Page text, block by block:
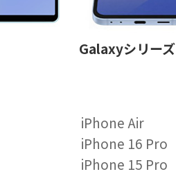
Galaxyシリーズ
iPhone Air
iPhone 16 Pro
iPhone 15 Pro